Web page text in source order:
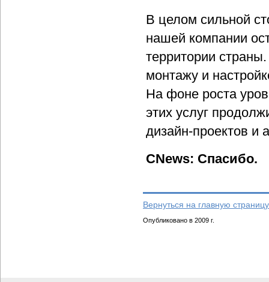
В целом сильной
нашей компании
территории
монтажу и
На фоне роста
этих услуг
дизайн-проектов и
CNews: Спасибо.
Вернуться на главную
Опубликовано в 2009 г.